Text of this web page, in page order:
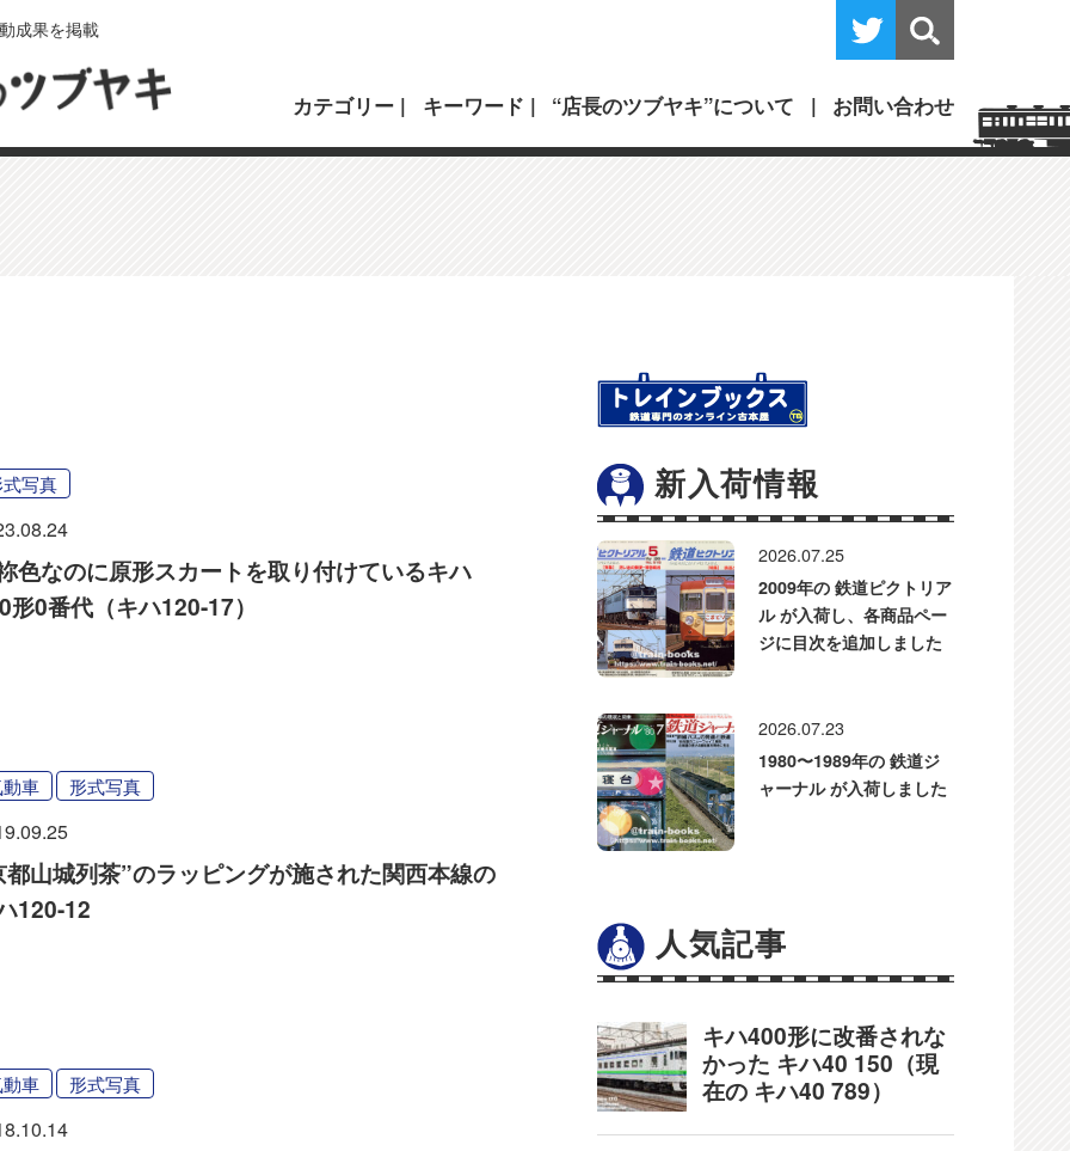
成果を掲載
カテゴリー キーワード “店長のツブヤキ”について お問い合わせ
写真
色なのに原形スカートを取り付けているキハ
形0番代（キハ120-17）
車 形式写真
都山城列茶”のラッピングが施された関西本線の
120-12
車 形式写真
新入荷情報
2026.07.25
2009年の 鉄道ピクトリア
ル が入荷し、各商品ペー
ジに目次を追加しました
2026.07.23
1980〜1989年の 鉄道ジ
ャーナル が入荷しました
人気記事